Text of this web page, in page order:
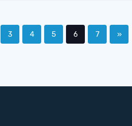
3 4 5 6 7 »